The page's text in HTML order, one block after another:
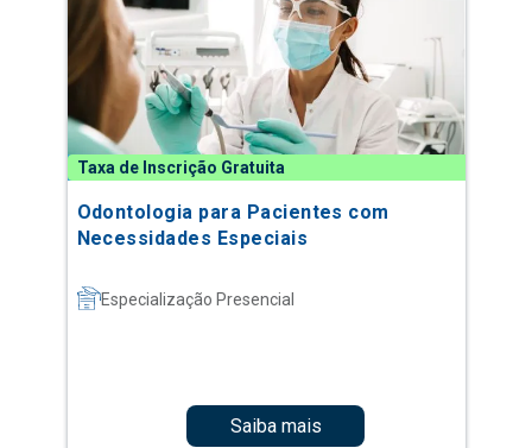
Taxa de Inscrição Gratuita
Odontologia para Pacientes com
Necessidades Especiais
Especialização Presencial
Saiba mais